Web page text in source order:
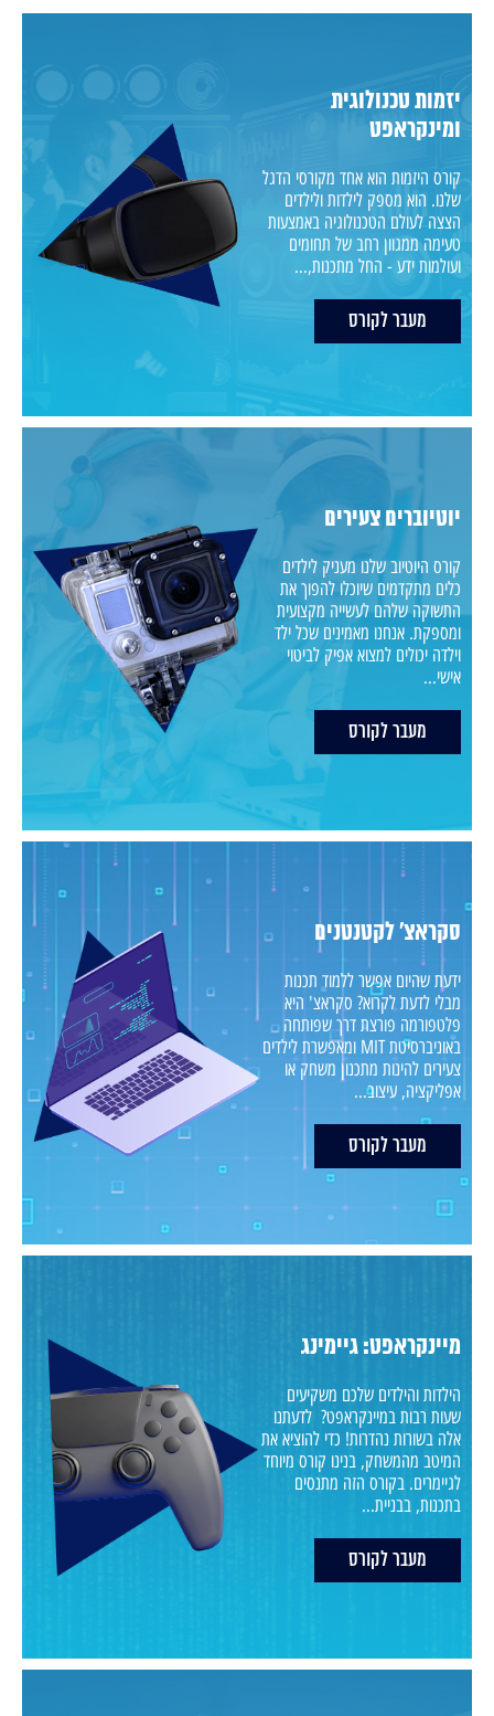
יזמות טכנולוגית
ומינקראפט
קורס היזמות הוא אחד מקורסי הדגל
שלנו. הוא מספק לילדות ולילדים
הצצה לעולם הטכנולוגיה באמצעות
טעימה ממגוון רחב של תחומים
ועולמות ידע - החל מתכנות,...
מעבר לקורס
יוטיוברים צעירים
קורס היוטיוב שלנו מעניק לילדים
כלים מתקדמים שיוכלו להפוך את
התשוקה שלהם לעשייה מקצועית
ומספקת. אנחנו מאמינים שכל ילד
וילדה יכולים למצוא אפיק לביטוי
אישי...
מעבר לקורס
סקראצ' לקטנטנים
ידעת שהיום אפשר ללמוד תכנות
מבלי לדעת לקרוא? סקראצ' היא
פלטפורמה פורצת דרך שפותחה
באוניברסיטת MIT ומאפשרת לילדים
צעירים להינות מתכנון משחק או
אפליקציה, עיצוב...
מעבר לקורס
מיינקראפט: גיימינג
הילדות והילדים שלכם משקיעים
שעות רבות במיינקראפט? לדעתנו
אלה בשורות נהדרות! כדי להוציא את
המיטב מהמשחק, בנינו קורס מיוחד
לגיימרים. בקורס הזה מתנסים
בתכנות, בבניית...
מעבר לקורס